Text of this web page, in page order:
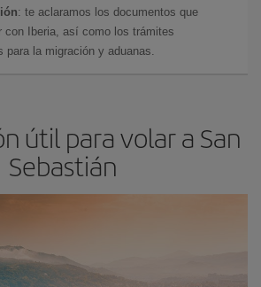
: te aclaramos los documentos que
con Iberia, así como los trámites
para la migración y aduanas.
útil para volar a San
Sebastián